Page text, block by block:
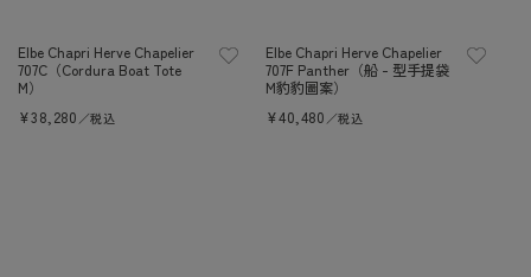
Elbe Chapri Herve Chapelier
707C（Cordura Boat Tote
M）
定
¥38,280 ／税込
Elbe Chapri Herve Chapelier
707F Panther（船 - 型手提袋
M豹豹圖案）
定
¥40,480 ／税込